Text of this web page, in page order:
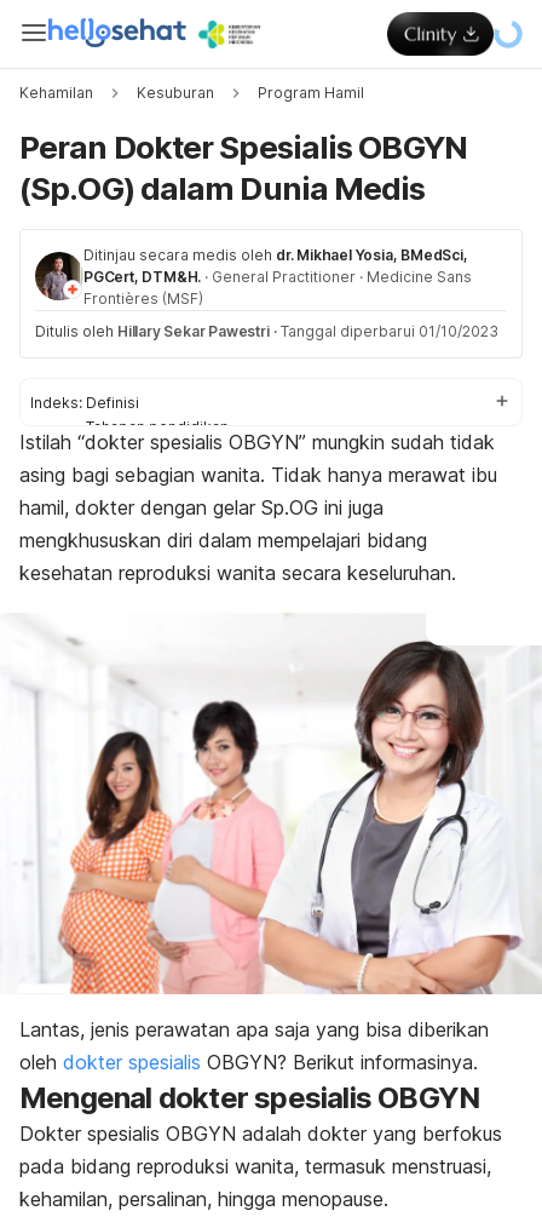
Kehamilan Kesuburan Program Hamil
Peran Dokter Spesialis OBGYN
(Sp.OG) dalam Dunia Medis
Ditinjau secara medis oleh dr. Mikhael Yosia, BMedSci,
PGCert, DTM&H. · General Practitioner · Medicine Sans
Frontières (MSF)
Ditulis oleh Hillary Sekar Pawestri · Tanggal diperbarui 01/10/2023
Indeks: Definisi
Tahapan pendidikan
Bidang perawatan
Tes dan prosedur
Subspesialis
Istilah “dokter spesialis OBGYN” mungkin sudah tidak
asing bagi sebagian wanita. Tidak hanya merawat ibu
hamil, dokter dengan gelar Sp.OG ini juga
mengkhususkan diri dalam mempelajari bidang
kesehatan reproduksi wanita secara keseluruhan.
Lantas, jenis perawatan apa saja yang bisa diberikan
oleh dokter spesialis OBGYN? Berikut informasinya.
Mengenal dokter spesialis OBGYN
Dokter spesialis OBGYN adalah dokter yang berfokus
pada bidang reproduksi wanita, termasuk menstruasi,
kehamilan, persalinan, hingga menopause.